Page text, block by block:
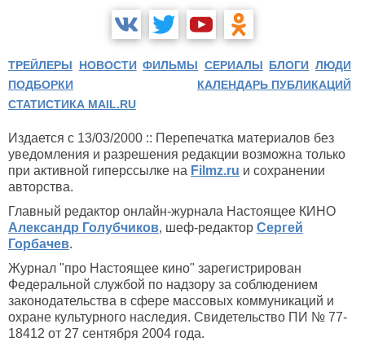
ТРЕЙЛЕРЫ НОВОСТИ ФИЛЬМЫ СЕРИАЛЫ БЛОГИ ЛЮДИ
ПОДБОРКИ
КАЛЕНДАРЬ ПУБЛИКАЦИЙ
СТАТИСТИКА MAIL.RU
Издается с 13/03/2000 :: Перепечатка материалов без
уведомления и разрешения редакции возможна только
при активной гиперссылке на Filmz.ru и сохранении
авторства.
Главный редактор онлайн-журнала Настоящее КИНО
Александр Голубчиков, шеф-редактор Сергей
Горбачев.
Журнал "про Настоящее кино" зарегистрирован
Федеральной службой по надзору за соблюдением
законодательства в сфере массовых коммуникаций и
охране культурного наследия. Свидетельство ПИ № 77-
18412 от 27 сентября 2004 года.